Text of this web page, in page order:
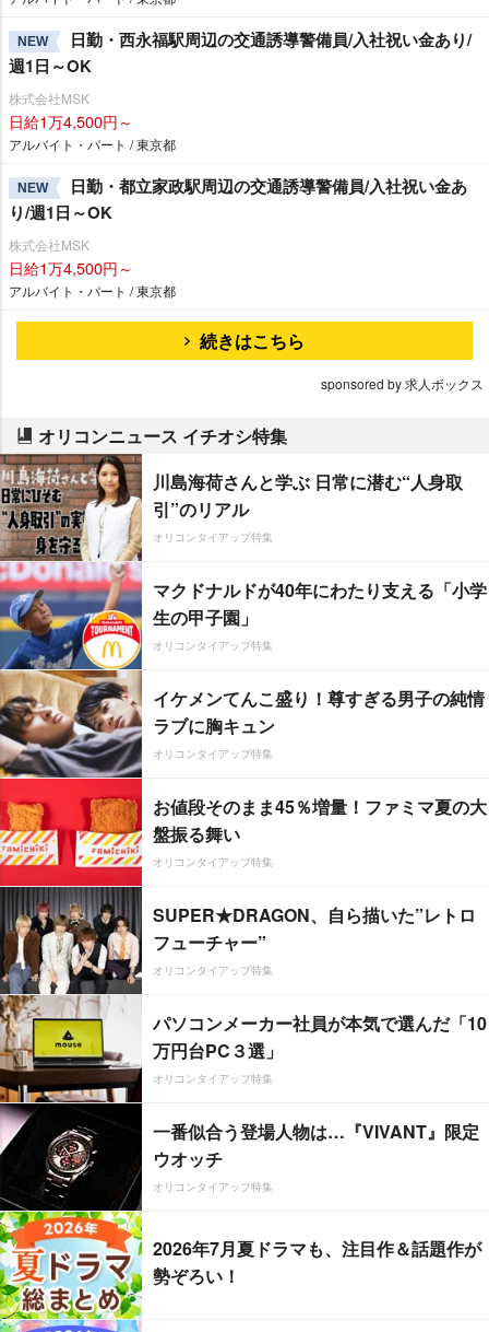
NEW
日勤・西永福駅周辺の交通誘導警備員/入社祝い金あり/
週1日～OK
株式会社MSK
日給1万4,500円～
アルバイト・パート / 東京都
NEW
日勤・都立家政駅周辺の交通誘導警備員/入社祝い金あ
り/週1日～OK
株式会社MSK
日給1万4,500円～
アルバイト・パート / 東京都
続きはこちら
sponsored by 求人ボックス
オリコンニュース イチオシ特集
川島海荷さんと学ぶ 日常に潜む“人身取
引”のリアル
オリコンタイアップ特集
マクドナルドが40年にわたり支える「小学
生の甲子園」
オリコンタイアップ特集
イケメンてんこ盛り！尊すぎる男子の純情
ラブに胸キュン
オリコンタイアップ特集
お値段そのまま45％増量！ファミマ夏の大
盤振る舞い
オリコンタイアップ特集
SUPER★DRAGON、自ら描いた”レトロ
フューチャー”
オリコンタイアップ特集
パソコンメーカー社員が本気で選んだ「10
万円台PC３選」
オリコンタイアップ特集
一番似合う登場人物は…『VIVANT』限定
ウオッチ
オリコンタイアップ特集
2026年7月夏ドラマも、注目作＆話題作が
勢ぞろい！